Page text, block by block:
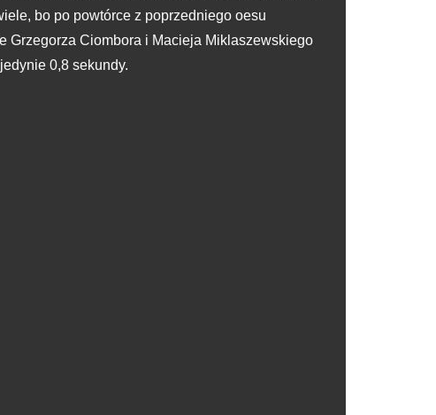
bo po powtórce z poprzedniego oesu
Grzegorza Ciombora i Macieja Miklaszewskiego
0,8 sekundy.